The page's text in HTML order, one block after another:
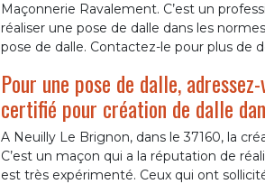
Maçonnerie Ravalement. C’est un
réaliser une pose de dalle dans les
pose de dalle. Contactez-le pour plus de
Pour une pose de dalle,
certifié pour création de dalle
A Neuilly Le Brignon, dans le 37160, la
C’est un maçon qui a la réputation de
est très expérimenté. Ceux qui ont